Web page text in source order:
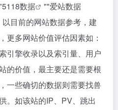
5118数据 ""爱站数据
目前的网站数据参考，建
更多网站价值评估因素如：
引擎收录以及索引量、用户
的价值，最主要还是需要根
一些确切的数据则需要找兽
。如该站的IP、PV、跳出